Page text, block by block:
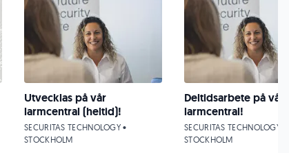
Utvecklas på vår
larmcentral (heltid)!
SECURITAS TECHNOLOGY •
STOCKHOLM
Deltidsarbete på vår
larmcentral!
SECURITAS TECHNOLOGY •
STOCKHOLM